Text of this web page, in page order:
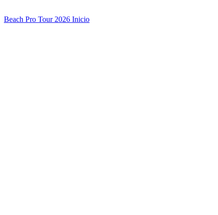
Beach Pro Tour 2026 Inicio